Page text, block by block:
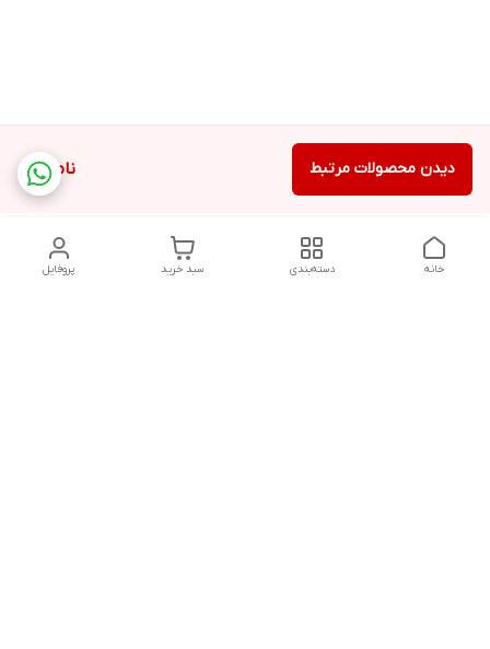
ناموجود دیدن محصولات مرتبط
پروفایل سبد خرید دسته‌بندی خانه